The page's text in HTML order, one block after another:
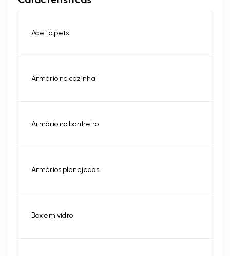
Aceita pets
Armário na cozinha
Armário no banheiro
Armários planejados
Box em vidro